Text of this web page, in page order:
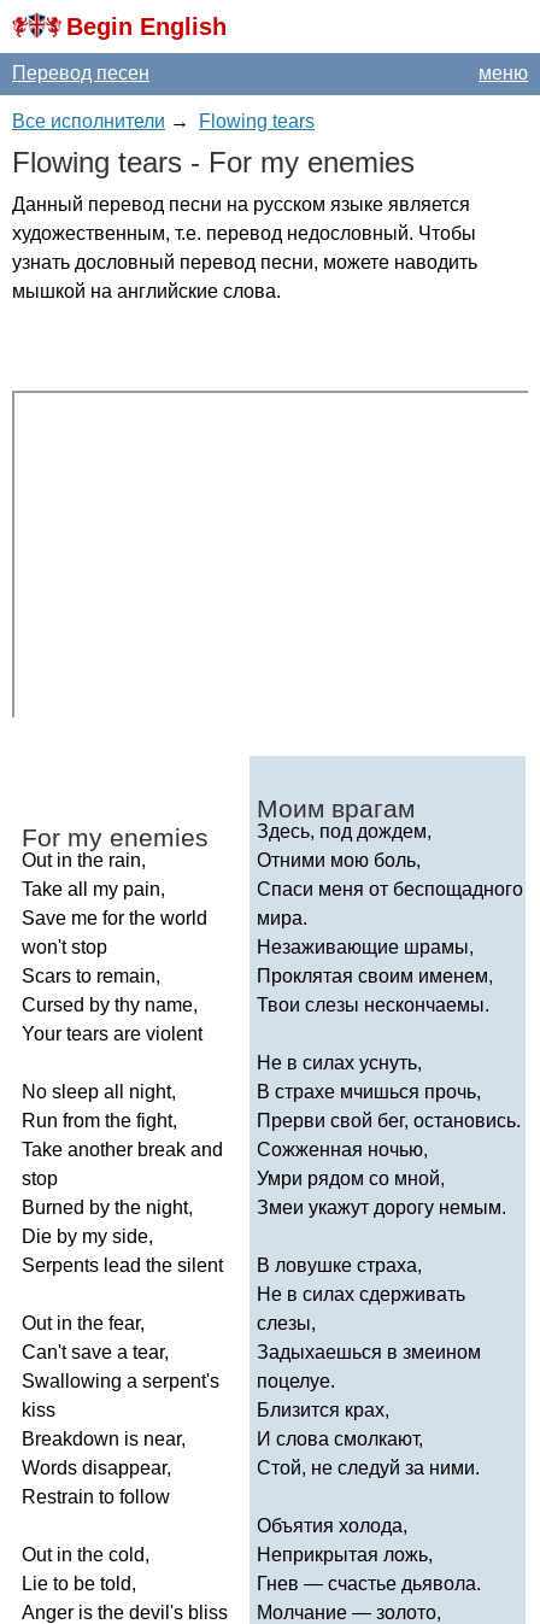
Begin English
меню
Перевод песен
Все исполнители → Flowing tears
Flowing tears - For my enemies
Данный перевод песни на русском языке является
художественным, т.е. перевод недословный. Чтобы
узнать дословный перевод песни, можете наводить
мышкой на английские слова.
For my enemies
Out in the rain,
Take all my pain,
Save me for the world
won't stop
Scars to remain,
Cursed by thy name,
Your tears are violent
No sleep all night,
Run from the fight,
Take another break and
stop
Burned by the night,
Die by my side,
Serpents lead the silent
Out in the fear,
Can't save a tear,
Swallowing a serpent's
kiss
Breakdown is near,
Words disappear,
Restrain to follow
Out in the cold,
Lie to be told,
Anger is the devil's bliss
Моим врагам
Здесь, под дождем,
Отними мою боль,
Спаси меня от беспощадного
мира.
Незаживающие шрамы,
Проклятая своим именем,
Твои слезы нескончаемы.
Не в силах уснуть,
В страхе мчишься прочь,
Прерви свой бег, остановись.
Сожженная ночью,
Умри рядом со мной,
Змеи укажут дорогу немым.
В ловушке страха,
Не в силах сдерживать
слезы,
Задыхаешься в змеином
поцелуе.
Близится крах,
И слова смолкают,
Стой, не следуй за ними.
Объятия холода,
Неприкрытая ложь,
Гнев — счастье дьявола.
Молчание — золото,